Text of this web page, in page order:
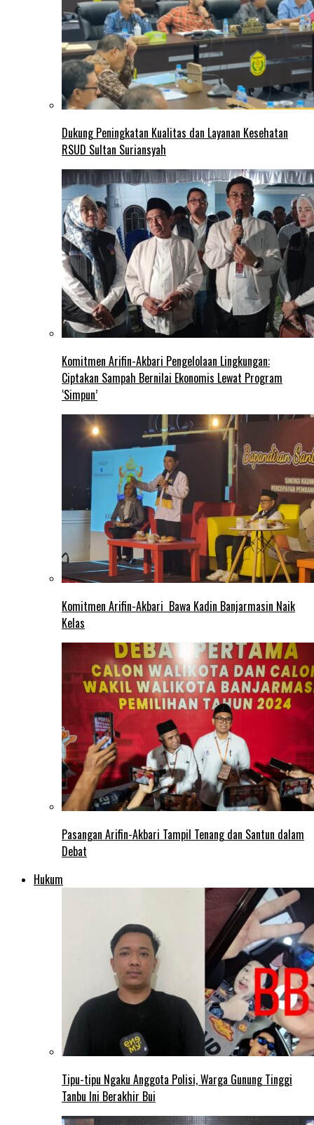
Dukung Peningkatan Kualitas dan Layanan Kesehatan
RSUD Sultan Suriansyah
Komitmen Arifin-Akbari Pengelolaan Lingkungan:
Ciptakan Sampah Bernilai Ekonomis Lewat Program
‘Simpun’
Komitmen Arifin-Akbari Bawa Kadin Banjarmasin Naik
Kelas
Pasangan Arifin-Akbari Tampil Tenang dan Santun dalam
Debat
Hukum
Tipu-tipu Ngaku Anggota Polisi, Warga Gunung Tinggi
Tanbu Ini Berakhir Bui